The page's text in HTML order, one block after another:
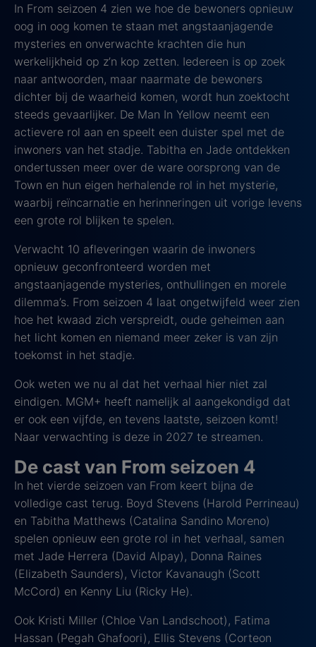
In From seizoen 4 zien we hoe de bewoners opnieuw
oog in oog komen te staan met angstaanjagende
mysteries en onverwachte krachten die hun
werkelijkheid op z’n kop zetten. Iedereen is op zoek
naar antwoorden, maar naarmate de bewoners
dichter bij de waarheid komen, wordt hun zoektocht
steeds gevaarlijker. De Man In Yellow neemt een
actievere rol aan en speelt een duister spel met de
inwoners van het stadje. Tabitha en Jade ontdekken
ondertussen meer over de ware oorsprong van de
Town en hun eigen herhalende rol in het mysterie,
waarbij reïncarnatie en herinneringen uit vorige levens
een grote rol blijken te spelen.
Verwacht 10 afleveringen waarin de inwoners
opnieuw geconfronteerd worden met
angstaanjagende mysteries, onthullingen en morele
dilemma’s. From seizoen 4 laat ongetwijfeld weer zien
hoe het kwaad zich verspreidt, oude geheimen aan
het licht komen en niemand meer zeker is van zijn
toekomst in het stadje.
Ook weten we nu al dat het verhaal hier niet zal
eindigen. MGM+ heeft namelijk al aangekondigd dat
er ook een vijfde, en tevens laatste, seizoen komt!
Naar verwachting is deze in 2027 te streamen.
De cast van From seizoen 4
In het vierde seizoen van From keert bijna de
volledige cast terug. Boyd Stevens (Harold Perrineau)
en Tabitha Matthews (Catalina Sandino Moreno)
spelen opnieuw een grote rol in het verhaal, samen
met Jade Herrera (David Alpay), Donna Raines
(Elizabeth Saunders), Victor Kavanaugh (Scott
McCord) en Kenny Liu (Ricky He).
Ook Kristi Miller (Chloe Van Landschoot), Fatima
Hassan (Pegah Ghafoori), Ellis Stevens (Corteon